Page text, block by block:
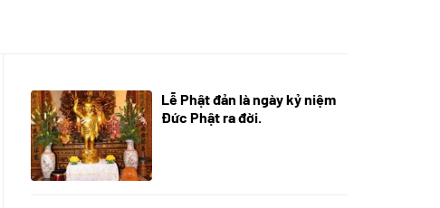
05/06/2024
Lễ Phật đản là ngày kỷ niệm
Đức Phật ra đời.